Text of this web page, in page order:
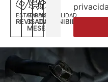
ESTADO
REVISADA
GARANTÍA
3
MESES
DISPONILIDAD
DISPONIBILIDAD